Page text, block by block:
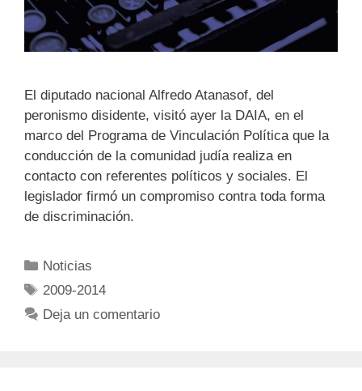
El diputado nacional Alfredo Atanasof, del
peronismo disidente, visitó ayer la DAIA, en el
marco del Programa de Vinculación Política que la
conducción de la comunidad judía realiza en
contacto con referentes políticos y sociales. El
legislador firmó un compromiso contra toda forma
de discriminación.
Noticias
2009-2014
Deja un comentario